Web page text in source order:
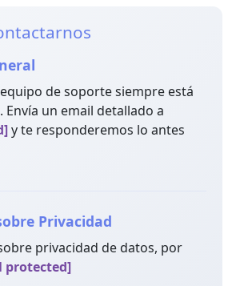
de soporte siempre está
Envía un email detallado a
y te responderemos lo antes
Privacidad
privacidad de datos, por
protected]